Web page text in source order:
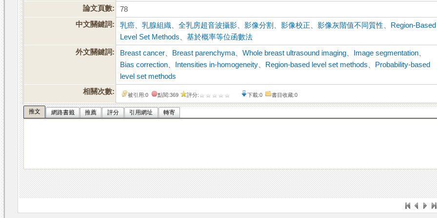
論文頁數:
78
中文關鍵詞:
乳癌 、乳腺組織 、全乳房超音波攝影 、影像分割 、影像校正 、影像灰階值不同質性
Region-Based
Level Set Methods 、基於概率等位函數法
外文關鍵詞:
Breast cancer Breast parenchyma 、Whole breast ultrasound imaging Image segmentation
Bias correction
Intensities in-homogeneity Region-based level set methods
Probability-based
level set methods
相關次數:
被引用:0 點閱:369 評分: 下載:0 書目收藏:0
推文 網路書籤 推薦 評分 引用網址 轉寄